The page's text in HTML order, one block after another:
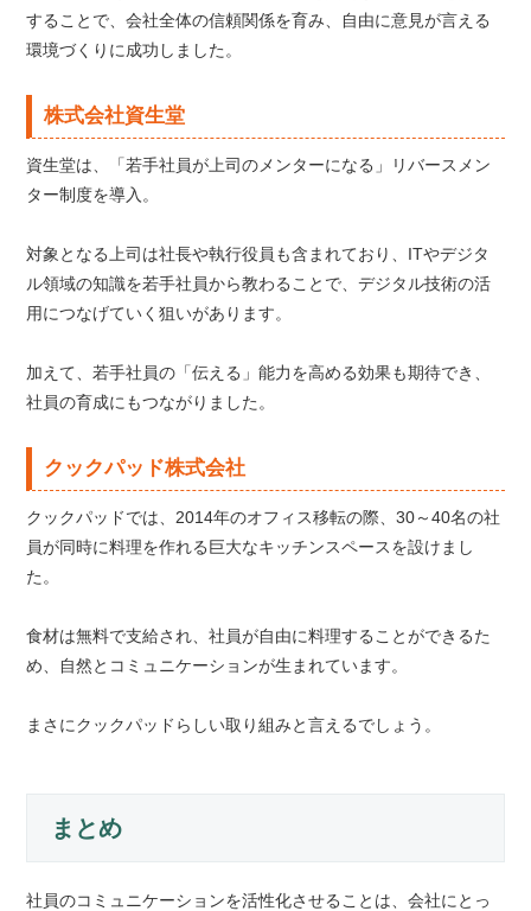
することで、会社全体の信頼関係を育み、自由に意見が言える
環境づくりに成功しました。
株式会社資生堂
資生堂は、「若手社員が上司のメンターになる」リバースメン
ター制度を導入。
対象となる上司は社長や執行役員も含まれており、ITやデジタ
ル領域の知識を若手社員から教わることで、デジタル技術の活
用につなげていく狙いがあります。
加えて、若手社員の「伝える」能力を高める効果も期待でき、
社員の育成にもつながりました。
クックパッド株式会社
クックパッドでは、2014年のオフィス移転の際、30～40名の社
員が同時に料理を作れる巨大なキッチンスペースを設けまし
た。
食材は無料で支給され、社員が自由に料理することができるた
め、自然とコミュニケーションが生まれています。
まさにクックパッドらしい取り組みと言えるでしょう。
まとめ
社員のコミュニケーションを活性化させることは、会社にとっ